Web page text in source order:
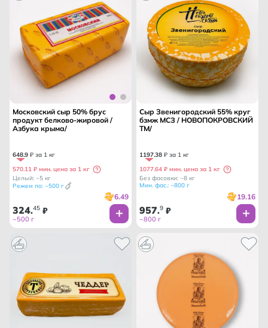
Московский сыр 50% брус
продукт белково-жировой /
Азбука крыма/
648.9 ₽ за 1 кг
570.11 ₽ мин. цена за 1 кг
Целый: ~5 кг
Режем по: ~500 г
6.49
324.45 ₽
~500 г
Сыр Звенигородский 55% круг
бзмж МСЗ / НОВОПОКРОВСКИЙ
ТМ/
1197.38 ₽ за 1 кг
1077.64 ₽ мин. цена за 1 кг
Без фасовки: ~8 кг
Мин. фас.: ~800 г
19.16
957.9 ₽
~800 г